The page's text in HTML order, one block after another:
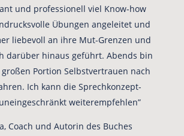
und professionell viel Know-how
Übungen angeleitet und
liebevoll an ihre Mut-Grenzen und
darüber hinaus geführt. Abends bin
Portion Selbstvertrauen nach
Ich kann die Sprechkonzept-
weiterempfehlen”
Coach und Autorin des Buches